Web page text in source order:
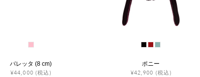
バレッタ (8 cm)
¥44,000 (税込)
ポニー
¥42,900 (税込)